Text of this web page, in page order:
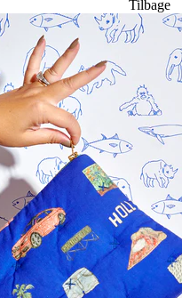
Tilbage